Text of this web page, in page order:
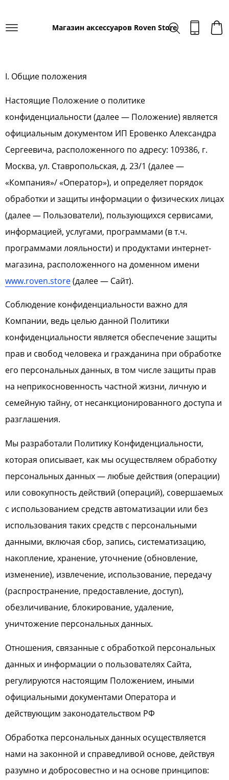
Магазин аксессуаров Roven Store
I. Общие положения
Настоящие Положение о политике
конфиденциальности (далее — Положение) является
официальным документом ИП Еровенко Александра
Сергеевича, расположенного по адресу: 109386, г.
Москва, ул. Ставропольская, д. 23/1 (далее —
«Компания»/ «Оператор»), и определяет порядок
обработки и защиты информации о физических лицах
(далее — Пользователи), пользующихся сервисами,
информацией, услугами, программами (в т.ч.
программами лояльности) и продуктами интернет-
магазина, расположенного на доменном имени
www.roven.store(далее — Сайт).
Соблюдение конфиденциальности важно для
Компании, ведь целью данной Политики
конфиденциальности является обеспечение защиты
прав и свобод человека и гражданина при обработке
его персональных данных, в том числе защиты прав
на неприкосновенность частной жизни, личную и
семейную тайну, от несанкционированного доступа и
разглашения.
Мы разработали Политику Конфиденциальности,
которая описывает, как мы осуществляем обработку
персональных данных — любые действия (операции)
или совокупность действий (операций), совершаемых
с использованием средств автоматизации или без
использования таких средств с персональными
данными, включая сбор, запись, систематизацию,
накопление, хранение, уточнение (обновление,
изменение), извлечение, использование, передачу
(распространение, предоставление, доступ),
обезличивание, блокирование, удаление,
уничтожение персональных данных.
Отношения, связанные с обработкой персональных
данных и информации о пользователях Сайта,
регулируются настоящим Положением, иными
официальными документами Оператора и
действующим законодательством РФ
Обработка персональных данных осуществляется
нами на законной и справедливой основе, действуя
разумно и добросовестно и на основе принципов: